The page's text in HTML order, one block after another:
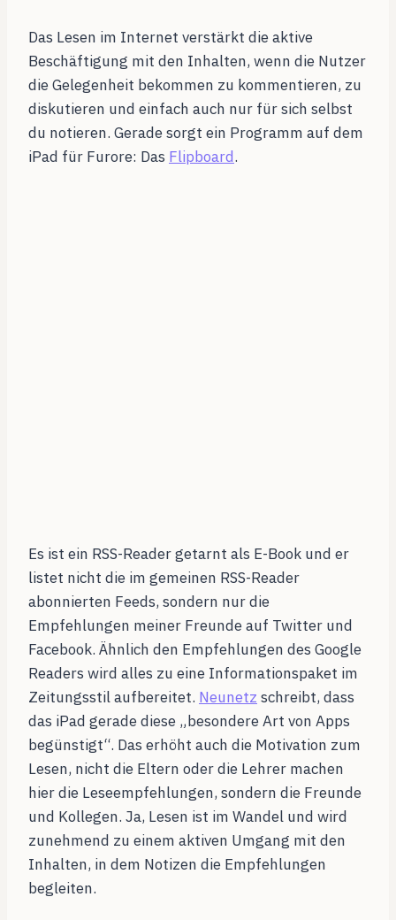
Das Lesen im Internet verstärkt die aktive
Beschäftigung mit den Inhalten, wenn die Nutzer
die Gelegenheit bekommen zu kommentieren, zu
diskutieren und einfach auch nur für sich selbst
du notieren. Gerade sorgt ein Programm auf dem
iPad für Furore: Das Flipboard.
Es ist ein RSS-Reader getarnt als E-Book und er
listet nicht die im gemeinen RSS-Reader
abonnierten Feeds, sondern nur die
Empfehlungen meiner Freunde auf Twitter und
Facebook. Ähnlich den Empfehlungen des Google
Readers wird alles zu eine Informationspaket im
Zeitungsstil aufbereitet. Neunetz schreibt, dass
das iPad gerade diese „besondere Art von Apps
begünstigt“. Das erhöht auch die Motivation zum
Lesen, nicht die Eltern oder die Lehrer machen
hier die Leseempfehlungen, sondern die Freunde
und Kollegen. Ja, Lesen ist im Wandel und wird
zunehmend zu einem aktiven Umgang mit den
Inhalten, in dem Notizen die Empfehlungen
begleiten.